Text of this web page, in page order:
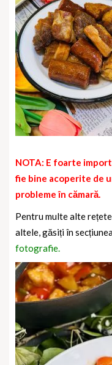
NOTA: E foarte
fie bine acoperite de
probleme în cămară.
Pentru multe alte
altele, găsiți în
fotografie.